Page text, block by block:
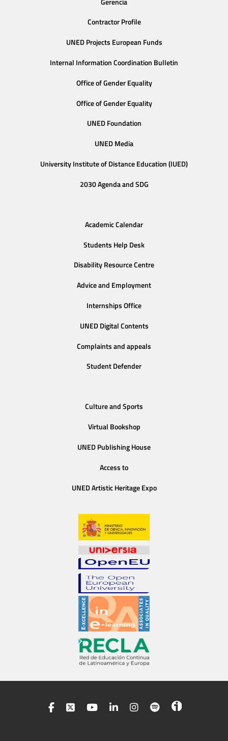
Contractor Profile
UNED Projects European Funds
Internal Information Coordination Bulletin
Office of Gender Equality
Office of Gender Equality
UNED Foundation
UNED Media
University Institute of Distance Education (IUED)
2030 Agenda and SDG
Academic Calendar
Students Help Desk
Disability Resource Centre
Advice and Employment
Internships Office
UNED Digital Contents
Complaints and appeals
Student Defender
Culture and Sports
Virtual Bookshop
UNED Publishing House
Access to
UNED Artistic Heritage Expo